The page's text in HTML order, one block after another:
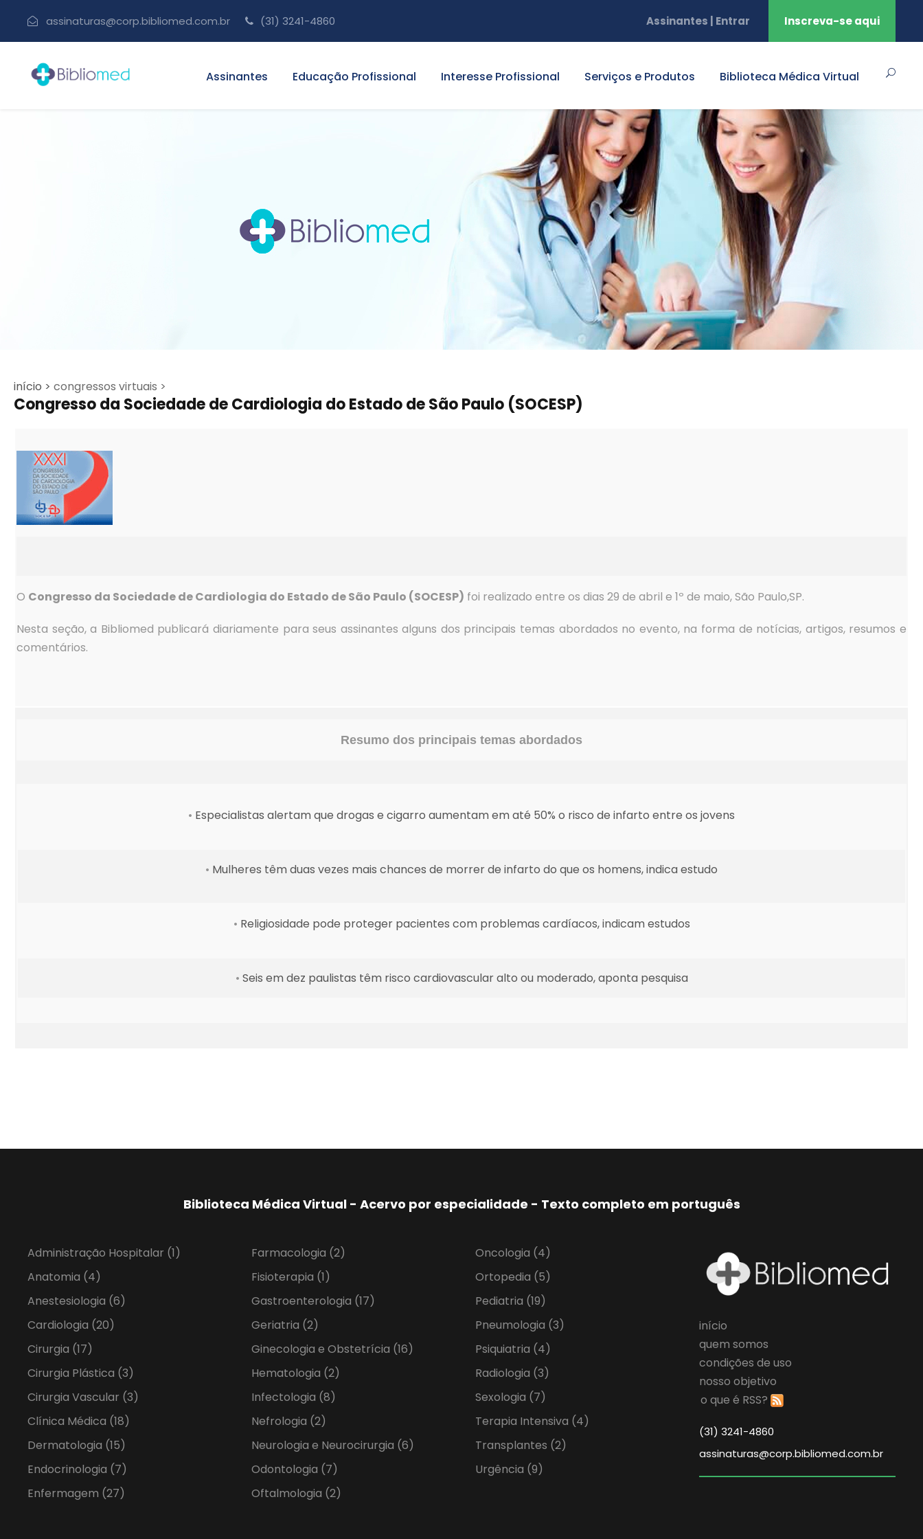
assinaturas@corp.bibliomed.com.br (31) 3241-4860 Assinantes | Entrar Inscreva-se aqui
Assinantes Educação Profissional Interesse Profissional Serviços e Produtos Biblioteca Médica Virtual
início > congressos virtuais >
Congresso da Sociedade de Cardiologia do Estado de São Paulo (SOCESP)
O Congresso da Sociedade de Cardiologia do Estado de São Paulo (SOCESP) foi realizado entre os dias 29 de abril e 1º de maio, São Paulo,SP.
Nesta seção, a Bibliomed publicará diariamente para seus assinantes alguns dos principais temas abordados no evento, na forma de notícias, artigos, resumos e
comentários.
Resumo dos principais temas abordados
• Especialistas alertam que drogas e cigarro aumentam em até 50% o risco de infarto entre os jovens
• Mulheres têm duas vezes mais chances de morrer de infarto do que os homens, indica estudo
• Religiosidade pode proteger pacientes com problemas cardíacos, indicam estudos
• Seis em dez paulistas têm risco cardiovascular alto ou moderado, aponta pesquisa
Biblioteca Médica Virtual - Acervo por especialidade - Texto completo em português
Administração Hospitalar (1)
Anatomia (4)
Anestesiologia (6)
Cardiologia (20)
Cirurgia (17)
Cirurgia Plástica (3)
Cirurgia Vascular (3)
Clínica Médica (18)
Dermatologia (15)
Endocrinologia (7)
Enfermagem (27)
Farmacologia (2)
Fisioterapia (1)
Gastroenterologia (17)
Geriatria (2)
Ginecologia e Obstetrícia (16)
Hematologia (2)
Infectologia (8)
Nefrologia (2)
Neurologia e Neurocirurgia (6)
Odontologia (7)
Oftalmologia (2)
Oncologia (4)
Ortopedia (5)
Pediatria (19)
Pneumologia (3)
Psiquiatria (4)
Radiologia (3)
Sexologia (7)
Terapia Intensiva (4)
Transplantes (2)
Urgência (9)
início
quem somos
condições de uso
nosso objetivo
o que é RSS?
(31) 3241-4860
assinaturas@corp.bibliomed.com.br